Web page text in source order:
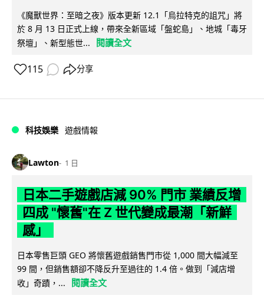
《魔獸世界：至暗之夜》版本更新 12.1「烏拉特克的詛咒」將
於 8 月 13 日正式上線，帶來全新區域「盤蛇島」、地城「毒牙
祭壇」、新型態世...
閱讀全文
115 分享
科技娛樂 遊戲情報
Lawton 1 日
日本二手遊戲店減 90% 門市 業績反增
四成 "懷舊"在 Z 世代變成最潮「新鮮
感」
日本零售巨頭 GEO 將懷舊遊戲銷售門市從 1,000 間大幅減至
99 間，但銷售額卻不降反升至過往的 1.4 倍。做到「減店增
收」奇蹟，...
閱讀全文